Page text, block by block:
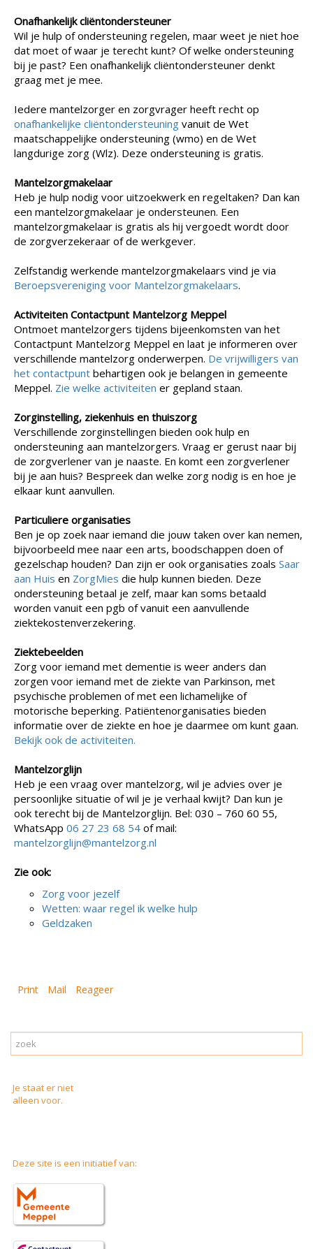
Onafhankelijk cliëntondersteuner
Wil je hulp of ondersteuning regelen, maar weet je niet hoe
dat moet of waar je terecht kunt? Of welke ondersteuning
bij je past? Een onafhankelijk cliëntondersteuner denkt
graag met je mee.
Iedere mantelzorger en zorgvrager heeft recht op
onafhankelijke cliëntondersteuning vanuit de Wet
maatschappelijke ondersteuning (wmo) en de Wet
langdurige zorg (Wlz). Deze ondersteuning is gratis.
Mantelzorgmakelaar
Heb je hulp nodig voor uitzoekwerk en regeltaken? Dan kan
een mantelzorgmakelaar je ondersteunen. Een
mantelzorgmakelaar is gratis als hij vergoedt wordt door
de zorgverzekeraar of de werkgever.
Zelfstandig werkende mantelzorgmakelaars vind je via
Beroepsvereniging voor Mantelzorgmakelaars.
Activiteiten Contactpunt Mantelzorg Meppel
Ontmoet mantelzorgers tijdens bijeenkomsten van het
Contactpunt Mantelzorg Meppel en laat je informeren over
verschillende mantelzorg onderwerpen. De vrijwilligers van
het contactpunt behartigen ook je belangen in gemeente
Meppel. Zie welke activiteiten er gepland staan.
Zorginstelling, ziekenhuis en thuiszorg
Verschillende zorginstellingen bieden ook hulp en
ondersteuning aan mantelzorgers. Vraag er gerust naar bij
de zorgverlener van je naaste. En komt een zorgverlener
bij je aan huis? Bespreek dan welke zorg nodig is en hoe je
elkaar kunt aanvullen.
Particuliere organisaties
Ben je op zoek naar iemand die jouw taken over kan nemen,
bijvoorbeeld mee naar een arts, boodschappen doen of
gezelschap houden? Dan zijn er ook organisaties zoals Saar
aan Huis en ZorgMies die hulp kunnen bieden. Deze
ondersteuning betaal je zelf, maar kan soms betaald
worden vanuit een pgb of vanuit een aanvullende
ziektekostenverzekering.
Ziektebeelden
Zorg voor iemand met dementie is weer anders dan
zorgen voor iemand met de ziekte van Parkinson, met
psychische problemen of met een lichamelijke of
motorische beperking. Patiëntenorganisaties bieden
informatie over de ziekte en hoe je daarmee om kunt gaan.
Bekijk ook de activiteiten.
Mantelzorglijn
Heb je een vraag over mantelzorg, wil je advies over je
persoonlijke situatie of wil je je verhaal kwijt? Dan kun je
ook terecht bij de Mantelzorglijn. Bel: 030 – 760 60 55,
WhatsApp 06 27 23 68 54 of mail:
mantelzorglijn@mantelzorg.nl
Zie ook:
Zorg voor jezelf
Wetten: waar regel ik welke hulp
Geldzaken
Print Mail Reageer
Je staat er niet
alleen voor.
Deze site is een initiatief van: